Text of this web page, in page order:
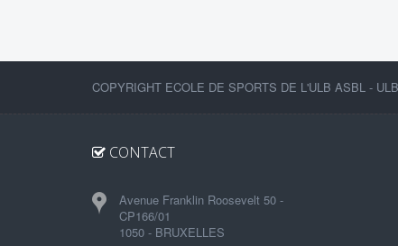
COPYRIGHT ECOLE DE SPORTS DE L'ULB ASBL -
CONTACT
Avenue Franklin Roosevelt 50 -
CP166/01
1050 - BRUXELLES